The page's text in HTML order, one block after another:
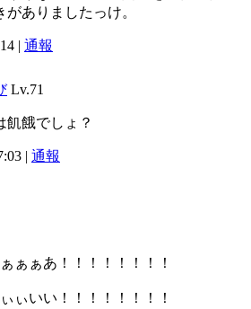
がありましたっけ。
| 通報
Lv.71
飢餓でしょ？
| 通報
ぁぁあ！！！！！！！！
ぃいい！！！！！！！！